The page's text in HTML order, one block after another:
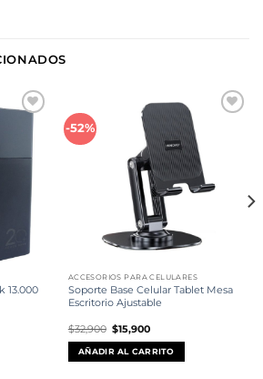
13.000
-52%
ACCESORIOS PARA CELULARES
Soporte Base Celular Tablet Mesa
Escritorio Ajustable
$32,900 El
precio
original
era:
$32,900.
$15,900El
actual
es:
$15,900.
AÑADIR AL CARRITO